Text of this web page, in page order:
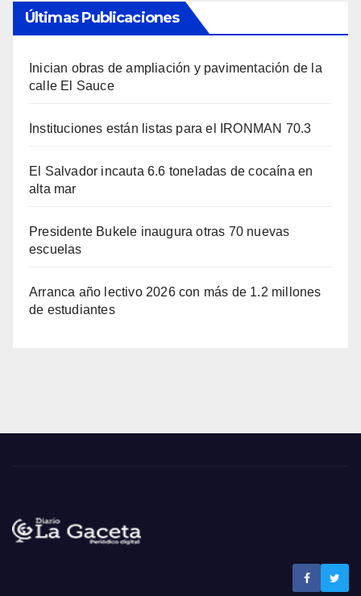
Últimas Publicaciones
Inician obras de ampliación y pavimentación de la
calle El Sauce
Instituciones están listas para el IRONMAN 70.3
El Salvador incauta 6.6 toneladas de cocaína en
alta mar
Presidente Bukele inaugura otras 70 nuevas
escuelas
Arranca año lectivo 2026 con más de 1.2 millones
de estudiantes